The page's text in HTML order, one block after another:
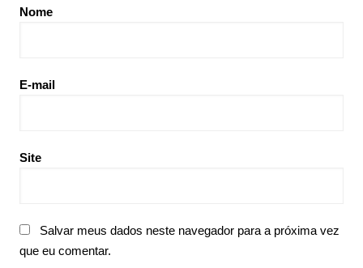
Nome
E-mail
Site
Salvar meus dados neste navegador para a próxima vez
que eu comentar.